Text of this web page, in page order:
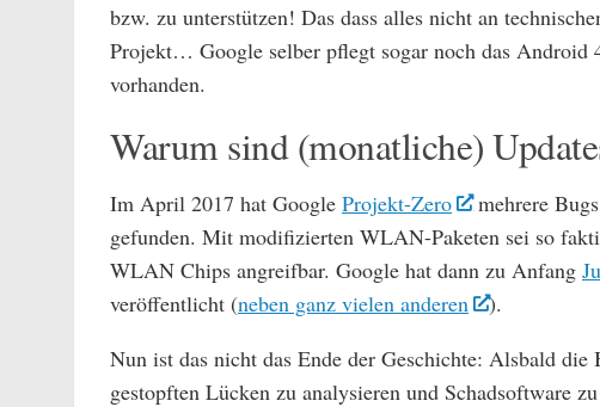
bzw. zu unterstützen! Das dass alles nicht an
Projekt… Google selber pflegt sogar noch das Android
vorhanden.
Warum sind (monatliche)
Im April 2017 hat Google Projekt-Zero
mehrere
gefunden. Mit modifizierten WLAN-Paketen sei so
WLAN Chips angreifbar. Google hat dann zu Anfang
veröffentlicht (neben ganz vielen anderen
).
Nun ist das nicht das Ende der Geschichte: Alsbald
gestopften Lücken zu analysieren und Schadsoftware